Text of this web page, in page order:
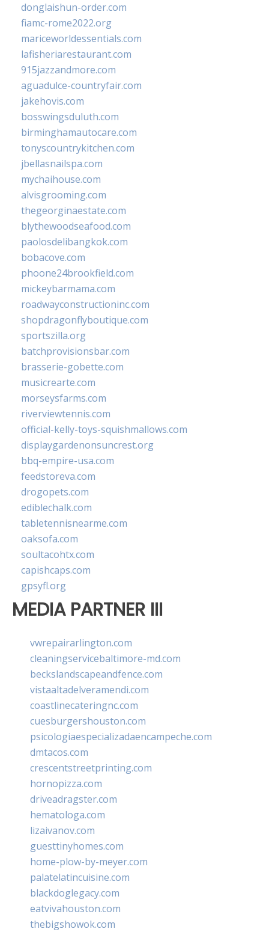
donglaishun-order.com
fiamc-rome2022.org
mariceworldessentials.com
lafisheriarestaurant.com
915jazzandmore.com
aguadulce-countryfair.com
jakehovis.com
bosswingsduluth.com
birminghamautocare.com
tonyscountrykitchen.com
jbellasnailspa.com
mychaihouse.com
alvisgrooming.com
thegeorginaestate.com
blythewoodseafood.com
paolosdelibangkok.com
bobacove.com
phoone24brookfield.com
mickeybarmama.com
roadwayconstructioninc.com
shopdragonflyboutique.com
sportszilla.org
batchprovisionsbar.com
brasserie-gobette.com
musicrearte.com
morseysfarms.com
riverviewtennis.com
official-kelly-toys-squishmallows.com
displaygardenonsuncrest.org
bbq-empire-usa.com
feedstoreva.com
drogopets.com
ediblechalk.com
tabletennisnearme.com
oaksofa.com
soultacohtx.com
capishcaps.com
gpsyfl.org
MEDIA PARTNER III
vwrepairarlington.com
cleaningservicebaltimore-md.com
beckslandscapeandfence.com
vistaaltadelveramendi.com
coastlinecateringnc.com
cuesburgershouston.com
psicologiaespecializadaencampeche.com
dmtacos.com
crescentstreetprinting.com
hornopizza.com
driveadragster.com
hematologa.com
lizaivanov.com
guesttinyhomes.com
home-plow-by-meyer.com
palatelatincuisine.com
blackdoglegacy.com
eatvivahouston.com
thebigshowok.com